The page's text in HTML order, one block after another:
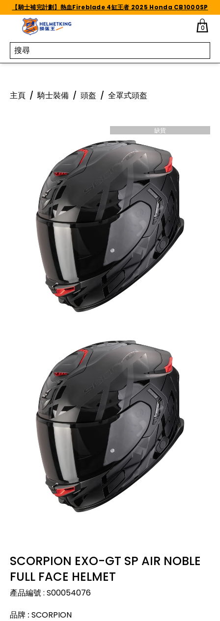
Skip to content
【騎士補完計劃】熱血Fireblade 4缸王者 2025 Honda CB1000SP
0
主頁 / 騎士裝備 / 頭盔 / 全罩式頭盔
缺貨
SCORPION EXO-GT SP AIR NOBLE
FULL FACE HELMET
產品編號: S00054076
品牌 : SCORPION